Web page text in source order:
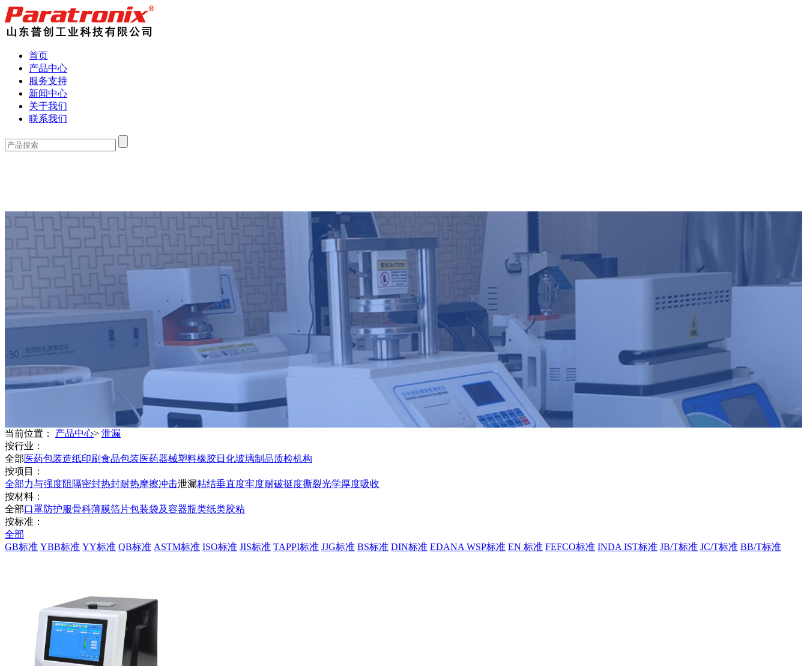
首页
产品中心
服务支持
新闻中心
关于我们
联系我们
当前位置： 产品中心> 泄漏
按行业：
全部医药包装造纸印刷食品包装医药器械塑料橡胶日化玻璃制品质检机构
按项目：
全部力与强度阻隔密封热封耐热摩擦冲击泄漏粘结垂直度牢度耐破挺度撕裂光学厚度吸收
按材料：
全部口罩防护服骨科薄膜箔片包装袋及容器瓶类纸类胶粘
按标准：
全部
GB标准 YBB标准 YY标准 QB标准 ASTM标准 ISO标准 JIS标准 TAPPI标准 JJG标准 BS标准 DIN标准 EDANA WSP标准 EN 标准 FEFCO标准 INDA IST标准 JB/T标准 JC/T标准 BB/T标准